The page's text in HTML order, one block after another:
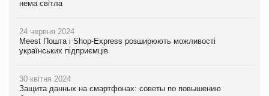
нема світла
24 червня 2024
Meest Пошта і Shop-Express розширюють можливості
українських підприємців
30 квітня 2024
Защита данных на смартфонах: советы по повышению